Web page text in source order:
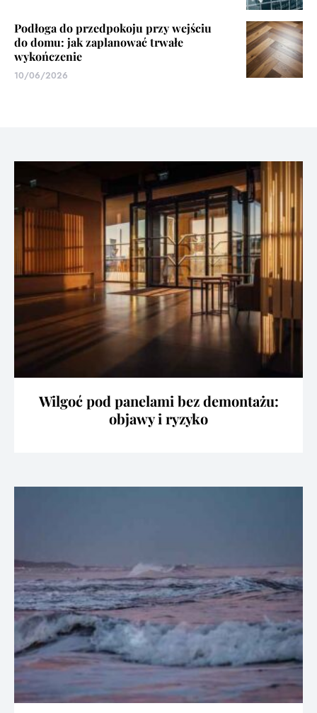
Podłoga do przedpokoju przy wejściu
do domu: jak zaplanować trwałe
wykończenie
10/06/2026
Wilgoć pod panelami bez demontażu:
objawy i ryzyko